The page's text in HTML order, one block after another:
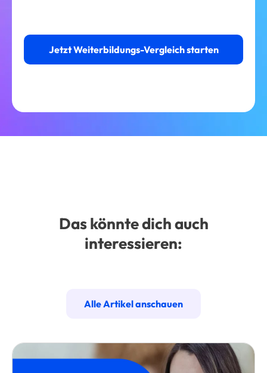
Jetzt Weiterbildungs-Vergleich starten
Das könnte dich auch
interessieren:
Alle Artikel anschauen